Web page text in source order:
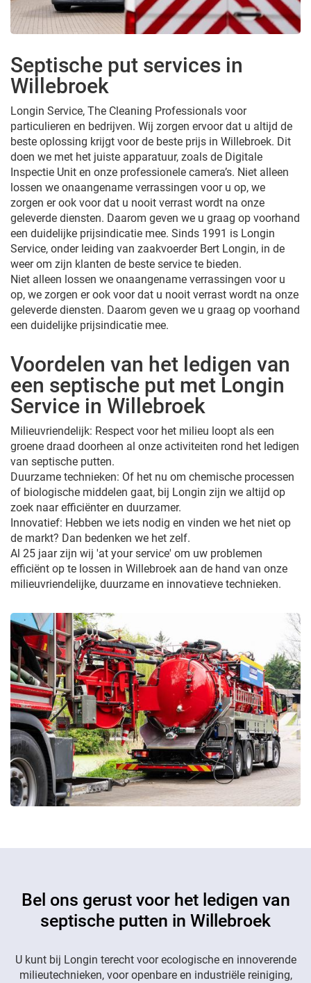
Septische put services in
Willebroek
Longin Service, The Cleaning Professionals voor
particulieren en bedrijven. Wij zorgen ervoor dat u altijd de
beste oplossing krijgt voor de beste prijs in Willebroek. Dit
doen we met het juiste apparatuur, zoals de Digitale
Inspectie Unit en onze professionele camera’s. Niet alleen
lossen we onaangename verrassingen voor u op, we
zorgen er ook voor dat u nooit verrast wordt na onze
geleverde diensten. Daarom geven we u graag op voorhand
een duidelijke prijsindicatie mee. Sinds 1991 is Longin
Service, onder leiding van zaakvoerder Bert Longin, in de
weer om zijn klanten de beste service te bieden.
Niet alleen lossen we onaangename verrassingen voor u
op, we zorgen er ook voor dat u nooit verrast wordt na onze
geleverde diensten. Daarom geven we u graag op voorhand
een duidelijke prijsindicatie mee.
Voordelen van het ledigen van
een septische put met Longin
Service in Willebroek
Milieuvriendelijk: Respect voor het milieu loopt als een
groene draad doorheen al onze activiteiten rond het ledigen
van septische putten.
Duurzame technieken: Of het nu om chemische processen
of biologische middelen gaat, bij Longin zijn we altijd op
zoek naar efficiënter en duurzamer.
Innovatief: Hebben we iets nodig en vinden we het niet op
de markt? Dan bedenken we het zelf.
Al 25 jaar zijn wij 'at your service' om uw problemen
efficiënt op te lossen in Willebroek aan de hand van onze
milieuvriendelijke, duurzame en innovatieve technieken.
Bel ons gerust voor het ledigen van
septische putten in Willebroek
U kunt bij Longin terecht voor ecologische en innoverende
milieutechnieken, voor openbare en industriële reiniging,